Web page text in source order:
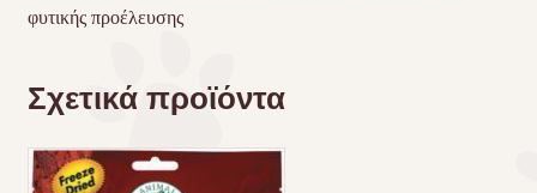
φυτικής προέλευσης
Σχετικά προϊόντα